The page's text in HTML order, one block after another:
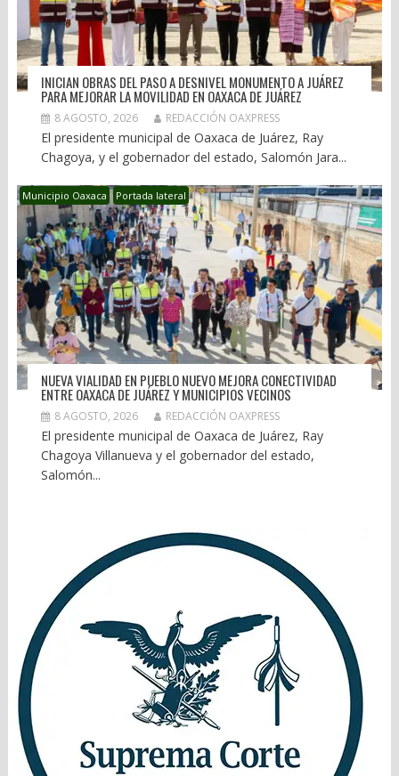
INICIAN OBRAS DEL PASO A DESNIVEL MONUMENTO A JUÁREZ
PARA MEJORAR LA MOVILIDAD EN OAXACA DE JUÁREZ
8 AGOSTO, 2026 REDACCIÓN OAXPRESS
El presidente municipal de Oaxaca de Juárez, Ray
Chagoya, y el gobernador del estado, Salomón Jara...
Municipio Oaxaca Portada lateral
NUEVA VIALIDAD EN PUEBLO NUEVO MEJORA CONECTIVIDAD
ENTRE OAXACA DE JUÁREZ Y MUNICIPIOS VECINOS
8 AGOSTO, 2026 REDACCIÓN OAXPRESS
El presidente municipal de Oaxaca de Juárez, Ray
Chagoya Villanueva y el gobernador del estado,
Salomón...